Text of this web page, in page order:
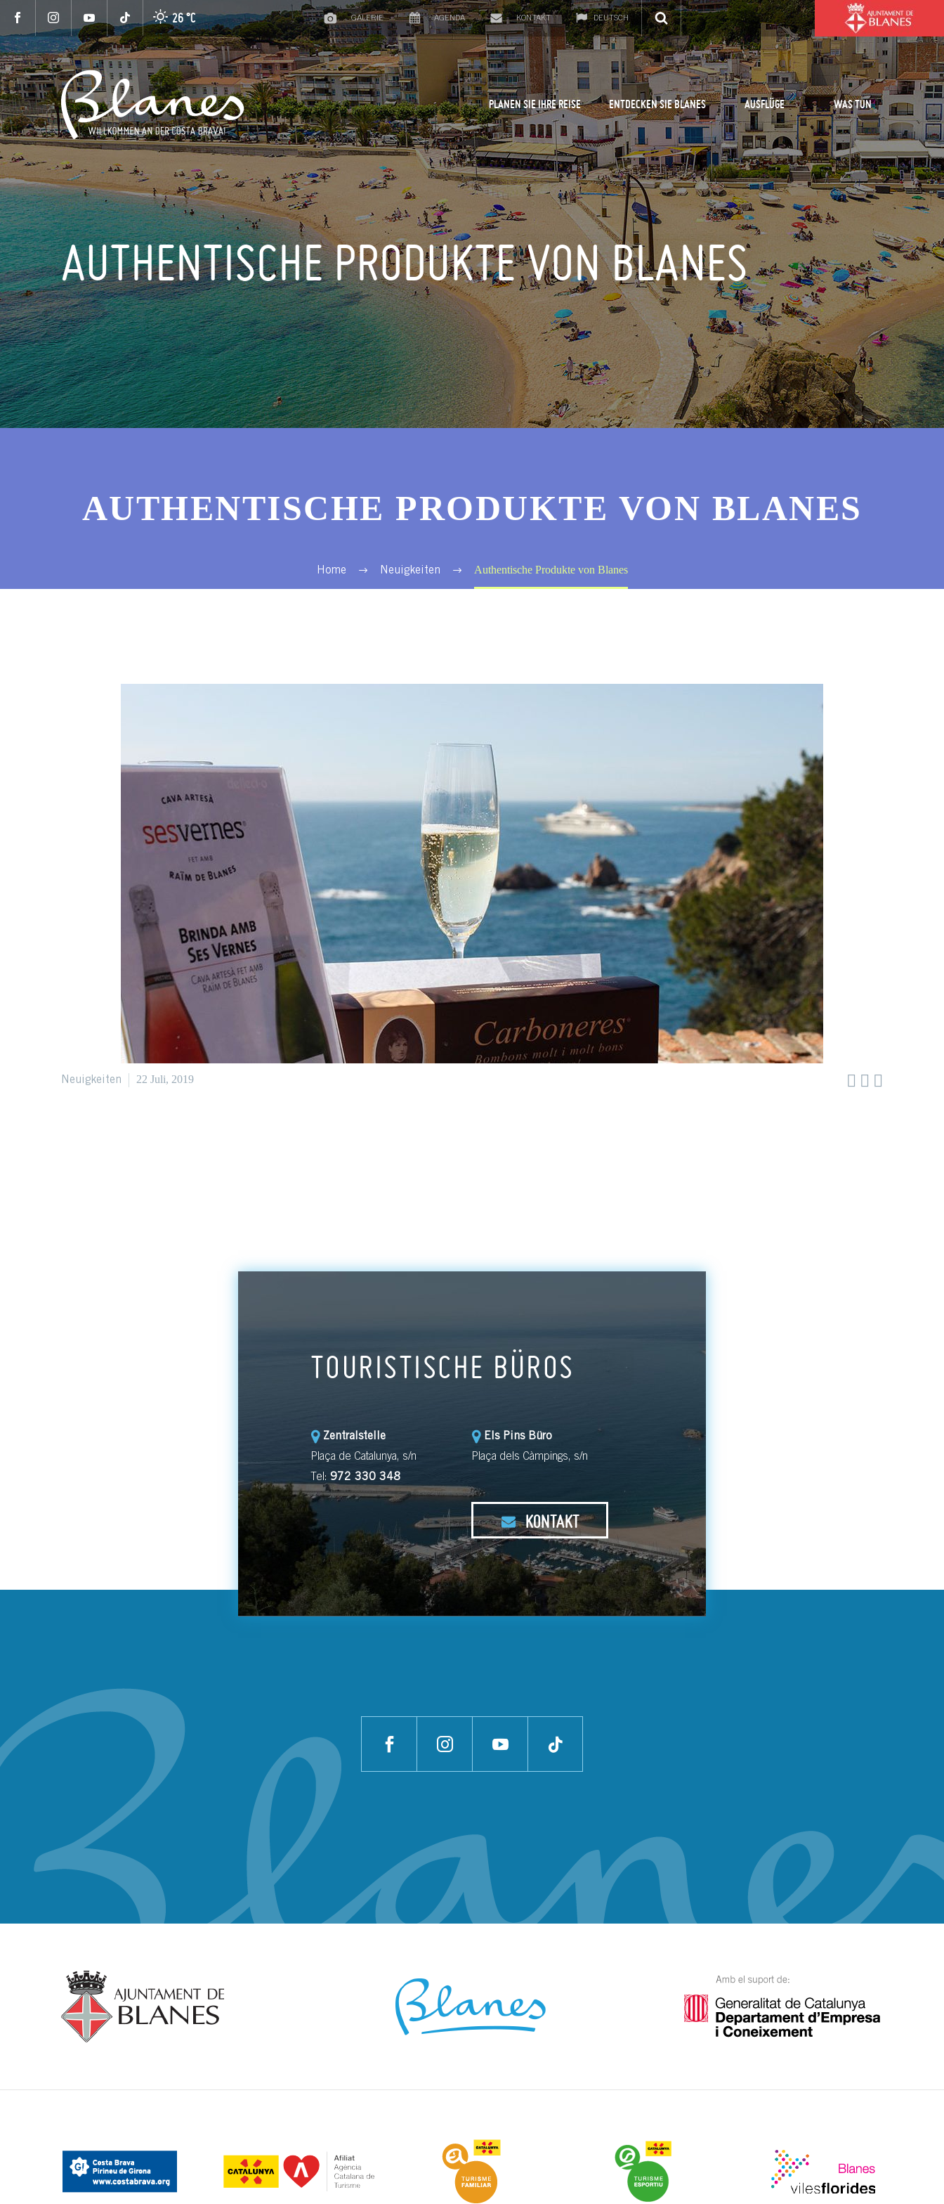
26 °C GALERIE AGENDA KONTAKT DEUTSCH
PLANEN SIE IHRE REISE ENTDECKEN SIE BLANES AUSFLÜGE WAS TUN
AUTHENTISCHE PRODUKTE VON BLANES
AUTHENTISCHE PRODUKTE VON BLANES
Home Neuigkeiten Authentische Produkte von Blanes
  
Neuigkeiten 22 Juli, 2019
TOURISTISCHE BÜROS
Zentralstelle
Plaça de Catalunya, s/n
Tel: 972 330 348
Els Pins Büro
Plaça dels Càmpings, s/n
KONTAKT